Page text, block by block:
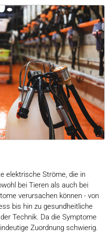
elektrische Ströme, die in
bei Tieren als auch bei
verursachen können - von
bis hin zu gesundheitliche
Technik. Da die Symptome
Zuordnung schwierig.